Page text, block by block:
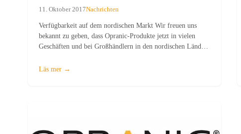
11. Oktober 2017Nachrichten
Verfügbarkeit auf dem nordischen Markt Wir freuen uns
bekannt zu geben, dass Opranic-Produkte jetzt in vielen
Geschäften und bei Großhändlern in den nordischen Ländern
erhältlich bei: K-Rauta, Byggmakker, Kesko, El-Kedjan /…